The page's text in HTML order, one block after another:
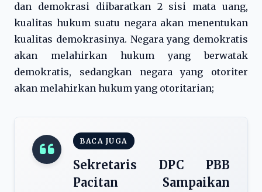
dan demokrasi diibaratkan 2 sisi mata uang,
kualitas hukum suatu negara akan menentukan
kualitas demokrasinya. Negara yang demokratis
akan melahirkan hukum yang berwatak
demokratis, sedangkan negara yang otoriter
akan melahirkan hukum yang otoritarian;
BACA JUGA
Sekretaris DPC PBB
Pacitan Sampaikan